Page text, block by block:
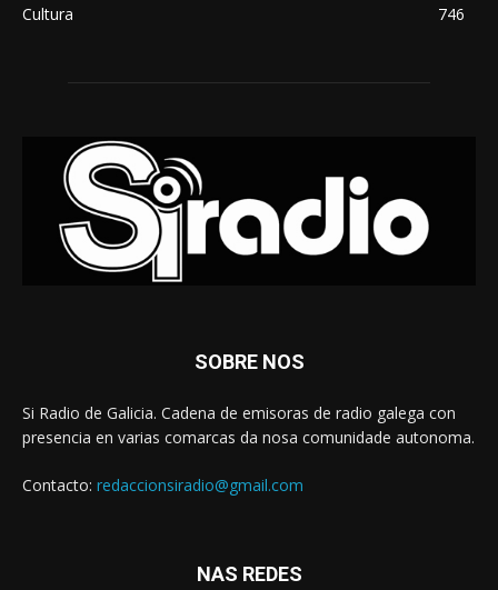
Cultura
746
SOBRE NOS
Si Radio de Galicia. Cadena de emisoras de radio galega con
presencia en varias comarcas da nosa comunidade autonoma.
Contacto: redaccionsiradio@gmail.com
NAS REDES